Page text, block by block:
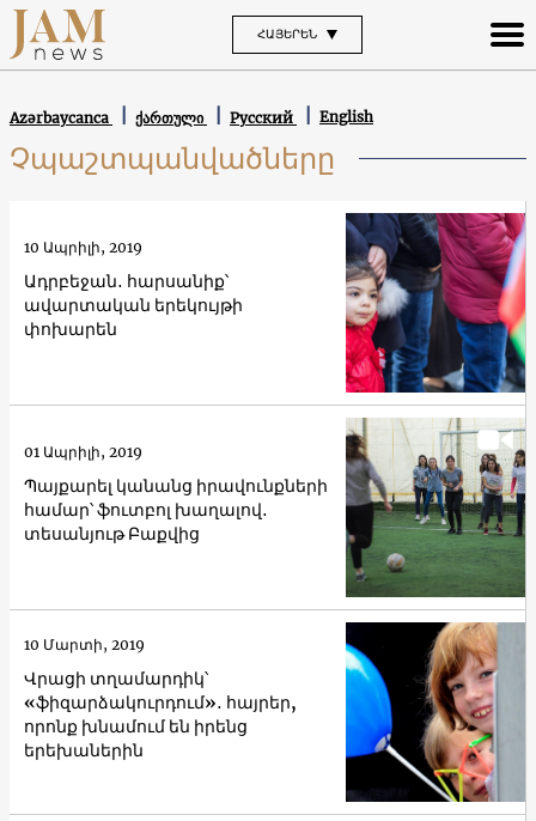
ՀԱՅԵՐԵՆ
Azərbaycanca ქართული Русский English
Չպաշտպանվածները
Ադրբեջան․ հարսանիք՝
ավարտական երեկույթի
փոխարեն
10 Ապրիլի, 2019
Պայքարել կանանց իրավունքների
համար՝ ֆուտբոլ խաղալով․
տեսանյութ Բաքվից
01 Ապրիլի, 2019
Վրացի տղամարդիկ՝
«ֆիզարձակուրդում»․ հայրեր,
որոնք խնամում են իրենց
երեխաներին
10 Մարտի, 2019